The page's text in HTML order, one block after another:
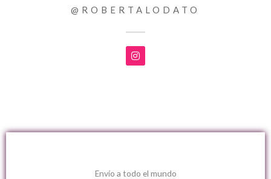
@ROBERTALODATO
I
n
s
m
Envío a todo el mundo